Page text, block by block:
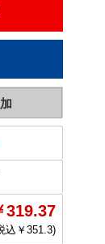
319.37
込￥351.3)